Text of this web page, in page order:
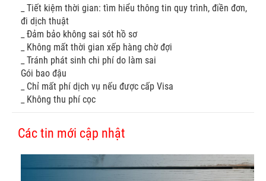
_ Tiết kiệm thời gian: tìm hiểu thông tin quy trình, điền đơn,
đi dịch thuật
_ Đảm bảo không sai sót hồ sơ
_ Không mất thời gian xếp hàng chờ đợi
_ Tránh phát sinh chi phí do làm sai
Gói bao đậu
_ Chỉ mất phí dịch vụ nếu được cấp Visa
_ Không thu phí cọc
Các tin mới cập nhật